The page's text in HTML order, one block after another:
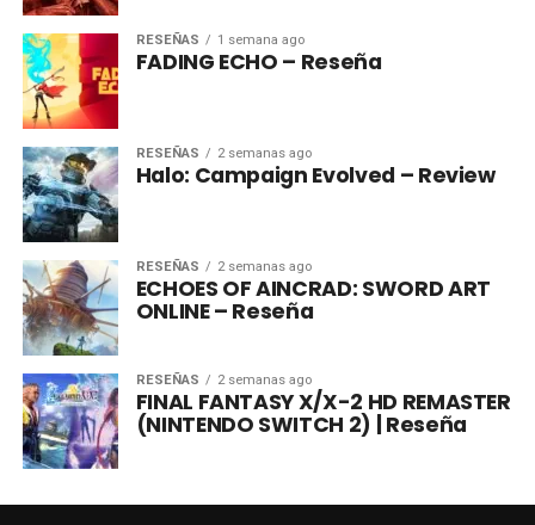
RESEÑAS 1 semana ago
FADING ECHO – Reseña
RESEÑAS 2 semanas ago
Halo: Campaign Evolved – Review
RESEÑAS 2 semanas ago
ECHOES OF AINCRAD: SWORD ART
ONLINE – Reseña
RESEÑAS 2 semanas ago
FINAL FANTASY X/X-2 HD REMASTER
(NINTENDO SWITCH 2) | Reseña